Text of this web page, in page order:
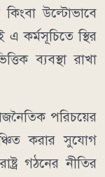
কিংবা উল্টোভাবে
এ কর্মসূচিতে স্থির
ব্যবস্থা রাখা
পরিচয়ের
করার সুযোগ
গঠনের নীতির